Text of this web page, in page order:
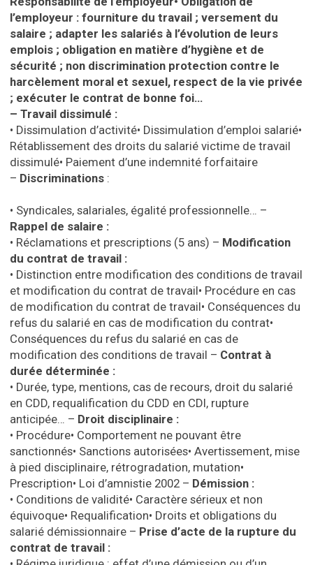
l’employeur : fourniture du travail ; versement du
salaire ; adapter les salariés à l’évolution de leurs
emplois ; obligation en matière d’hygiène et de
sécurité ; non discrimination protection contre le
harcèlement moral et sexuel, respect de la vie privée
; exécuter le contrat de bonne foi…
– Travail dissimulé :
• Dissimulation d’activité• Dissimulation d’emploi salarié•
Rétablissement des droits du salarié victime de travail
dissimulé• Paiement d’une indemnité forfaitaire
– Discriminations :
• Syndicales, salariales, égalité professionnelle… –
Rappel de salaire :
• Réclamations et prescriptions (5 ans) – Modification
du contrat de travail :
• Distinction entre modification des conditions de travail
et modification du contrat de travail• Procédure en cas
de modification du contrat de travail• Conséquences du
refus du salarié en cas de modification du contrat•
Conséquences du refus du salarié en cas de
modification des conditions de travail – Contrat à
durée déterminée :
• Durée, type, mentions, cas de recours, droit du salarié
en CDD, requalification du CDD en CDI, rupture
anticipée… – Droit disciplinaire :
• Procédure• Comportement ne pouvant être
sanctionnés• Sanctions autorisées• Avertissement, mise
à pied disciplinaire, rétrogradation, mutation•
Prescription• Loi d’amnistie 2002 – Démission :
• Conditions de validité• Caractère sérieux et non
équivoque• Requalification• Droits et obligations du
salarié démissionnaire – Prise d’acte de la rupture du
contrat de travail :